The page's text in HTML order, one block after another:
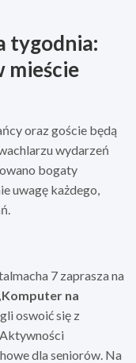
tygodnia:
mieście
oraz goście będą
wydarzeń
bogaty
uwagę każdego,
7 zaprasza na
na
oswoić się z
dla seniorów. Na